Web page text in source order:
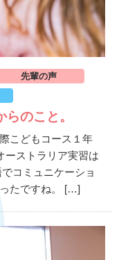
先輩の声
のこと。
こどもコース１年
ストラリア実習は
コミュニケーショ
たですね。 […]